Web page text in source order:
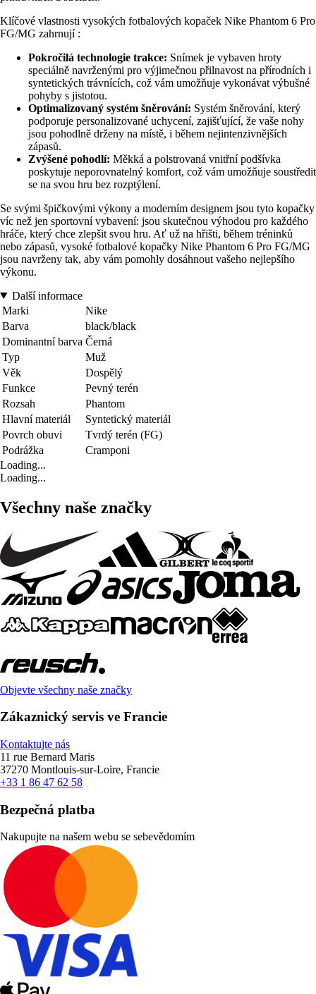
Klíčové vlastnosti vysokých fotbalových kopaček Nike Phantom 6 Pro
FG/MG zahrnují :
Pokročilá technologie trakce: Snímek je vybaven hroty
speciálně navrženými pro výjimečnou přilnavost na přírodních i
syntetických trávnících, což vám umožňuje vykonávat výbušné
pohyby s jistotou.
Optimalizovaný systém šněrování: Systém šněrování, který
podporuje personalizované uchycení, zajišťující, že vaše nohy
jsou pohodlně drženy na místě, i během nejintenzivnějších
zápasů.
Zvýšené pohodlí: Měkká a polstrovaná vnitřní podšívka
poskytuje neporovnatelný komfort, což vám umožňuje soustředit
se na svou hru bez rozptýlení.
Se svými špičkovými výkony a moderním designem jsou tyto kopačky
víc než jen sportovní vybavení: jsou skutečnou výhodou pro každého
hráče, který chce zlepšit svou hru. Ať už na hřišti, během tréninků
nebo zápasů, vysoké fotbalové kopačky Nike Phantom 6 Pro FG/MG
jsou navrženy tak, aby vám pomohly dosáhnout vašeho nejlepšího
výkonu.
Další informace
Marki
Nike
Barva
black/black
Dominantní barva Černá
Typ
Muž
Věk
Dospělý
Funkce
Pevný terén
Rozsah
Phantom
Hlavní materiál
Syntetický materiál
Povrch obuvi
Tvrdý terén (FG)
Podrážka
Cramponi
Loading...
Loading...
Všechny naše značky
Objevte všechny naše značky
Zákaznický servis ve Francie
Kontaktujte nás
11 rue Bernard Maris
37270 Montlouis-sur-Loire, Francie
+33 1 86 47 62 58
Bezpečná platba
Nakupujte na našem webu se sebevědomím